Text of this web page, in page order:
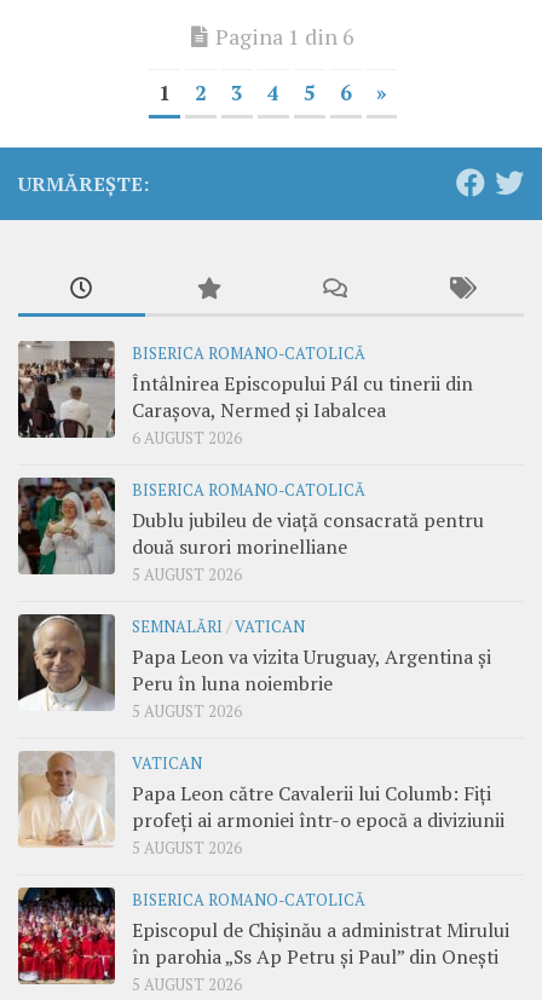
Pagina 1 din 6
1 2 3 4 5 6 »
URMĂREȘTE:
BISERICA ROMANO-CATOLICĂ
Întâlnirea Episcopului Pál cu tinerii din
Carașova, Nermed și Iabalcea
6 AUGUST 2026
BISERICA ROMANO-CATOLICĂ
Dublu jubileu de viață consacrată pentru
două surori morinelliane
5 AUGUST 2026
SEMNALĂRI /VATICAN
Papa Leon va vizita Uruguay, Argentina și
Peru în luna noiembrie
5 AUGUST 2026
VATICAN
Papa Leon către Cavalerii lui Columb: Fiți
profeți ai armoniei într-o epocă a diviziunii
5 AUGUST 2026
BISERICA ROMANO-CATOLICĂ
Episcopul de Chișinău a administrat Mirului
în parohia „Ss Ap Petru și Paul” din Onești
5 AUGUST 2026